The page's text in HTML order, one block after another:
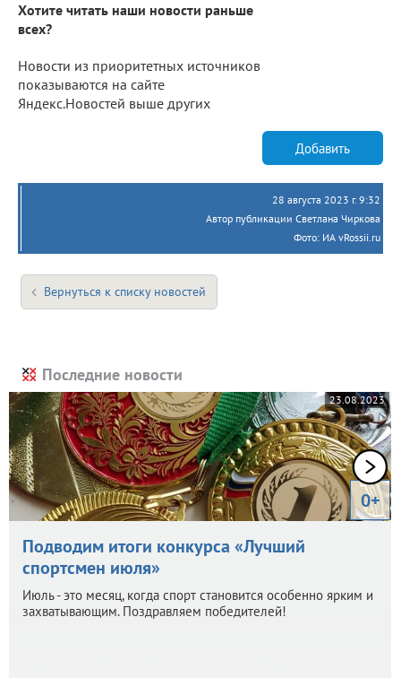
Хотите читать наши новости раньше
всех?
Новости из приоритетных источников
показываются на сайте
Яндекс.Новостей выше других
Добавить
28 августа 2023 г. 9:32
Автор публикации Светлана Чиркова
Фото: ИА vRossii.ru
Вернуться к списку новостей
Последние новости
23.08.2023
0+
Подводим итоги конкурса «Лучший
спортсмен июля»
Июль - это месяц, когда спорт становится особенно ярким и
захватывающим. Поздравляем победителей!